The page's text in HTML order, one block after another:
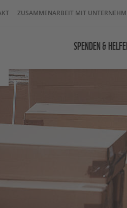
ZUSAMMENARBEIT MIT
SPENDEN &